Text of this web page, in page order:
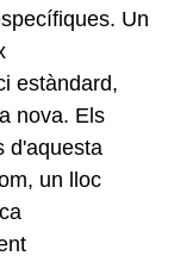
Un
estàndard,
nova. Els
d'aquesta
un lloc